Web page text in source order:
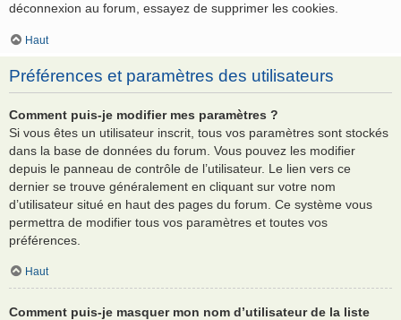
déconnexion au forum, essayez de supprimer les cookies.
Haut
Préférences et paramètres des utilisateurs
Comment puis-je modifier mes paramètres ?
Si vous êtes un utilisateur inscrit, tous vos paramètres sont stockés
dans la base de données du forum. Vous pouvez les modifier
depuis le panneau de contrôle de l’utilisateur. Le lien vers ce
dernier se trouve généralement en cliquant sur votre nom
d’utilisateur situé en haut des pages du forum. Ce système vous
permettra de modifier tous vos paramètres et toutes vos
préférences.
Haut
Comment puis-je masquer mon nom d’utilisateur de la liste